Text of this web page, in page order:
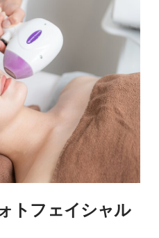
トフェイシャル